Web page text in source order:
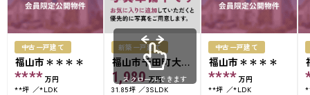
中古一戸建て
福山市＊＊＊＊
**** 万円
**坪
*LDK
新築一戸建て
福山市千田町大字
千田1号棟
1,980万円
31.85坪
3SLDK
中古一戸建て
福山市＊＊＊＊
**** 万円
**坪
*LDK
スクロールできます